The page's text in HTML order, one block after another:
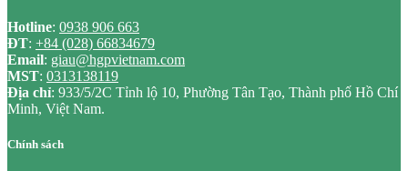
Hotline: 0938 906 663
ĐT: +84 (028) 66834679
Email: giau@hgpvietnam.com
MST: 0313138119
Địa chỉ: 933/5/2C Tỉnh lộ 10, Phường Tân Tạo, Thành phố Hồ Chí
Minh, Việt Nam.
Chính sách